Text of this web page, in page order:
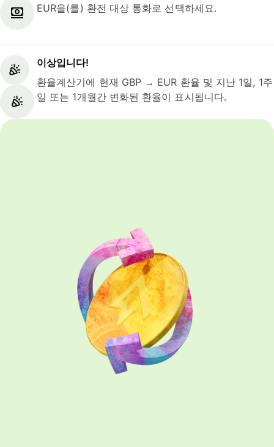
EUR을(를) 환전 대상 통화로 선택하세요.
이상입니다!
환율계산기에 현재 GBP → EUR 환율 및 지난 1일, 1주
일 또는 1개월간 변화된 환율이 표시됩니다.